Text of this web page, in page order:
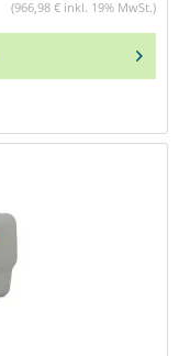
(966,98 € inkl. 19% MwSt.)